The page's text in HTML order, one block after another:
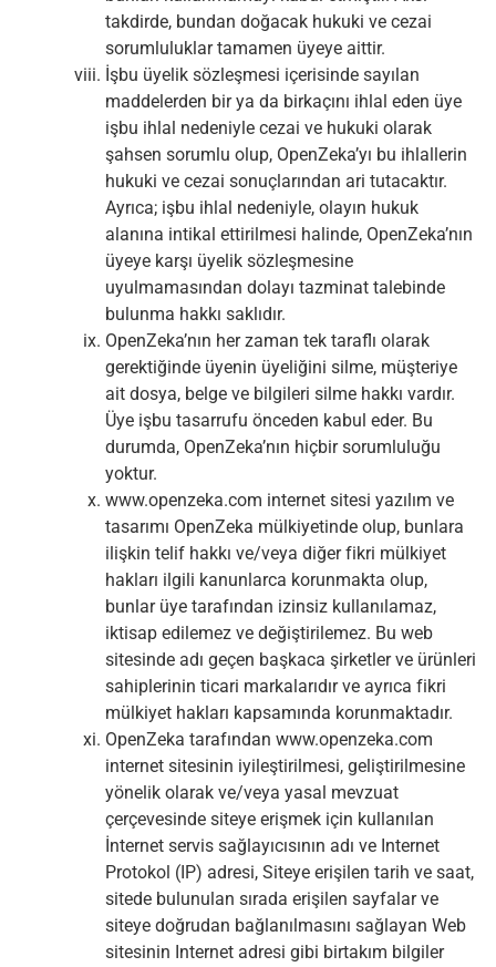
takdirde, bundan doğacak hukuki ve cezai
sorumluluklar tamamen üyeye aittir.
İşbu üyelik sözleşmesi içerisinde sayılan
maddelerden bir ya da birkaçını ihlal eden üye
işbu ihlal nedeniyle cezai ve hukuki olarak
şahsen sorumlu olup, OpenZeka’yı bu ihlallerin
hukuki ve cezai sonuçlarından ari tutacaktır.
Ayrıca; işbu ihlal nedeniyle, olayın hukuk
alanına intikal ettirilmesi halinde, OpenZeka’nın
üyeye karşı üyelik sözleşmesine
uyulmamasından dolayı tazminat talebinde
bulunma hakkı saklıdır.
OpenZeka’nın her zaman tek taraflı olarak
gerektiğinde üyenin üyeliğini silme, müşteriye
ait dosya, belge ve bilgileri silme hakkı vardır.
Üye işbu tasarrufu önceden kabul eder. Bu
durumda, OpenZeka’nın hiçbir sorumluluğu
yoktur.
www.openzeka.com internet sitesi yazılım ve
tasarımı OpenZeka mülkiyetinde olup, bunlara
ilişkin telif hakkı ve/veya diğer fikri mülkiyet
hakları ilgili kanunlarca korunmakta olup,
bunlar üye tarafından izinsiz kullanılamaz,
iktisap edilemez ve değiştirilemez. Bu web
sitesinde adı geçen başkaca şirketler ve ürünleri
sahiplerinin ticari markalarıdır ve ayrıca fikri
mülkiyet hakları kapsamında korunmaktadır.
OpenZeka tarafından www.openzeka.com
internet sitesinin iyileştirilmesi, geliştirilmesine
yönelik olarak ve/veya yasal mevzuat
çerçevesinde siteye erişmek için kullanılan
İnternet servis sağlayıcısının adı ve Internet
Protokol (IP) adresi, Siteye erişilen tarih ve saat,
sitede bulunulan sırada erişilen sayfalar ve
siteye doğrudan bağlanılmasını sağlayan Web
sitesinin Internet adresi gibi birtakım bilgiler